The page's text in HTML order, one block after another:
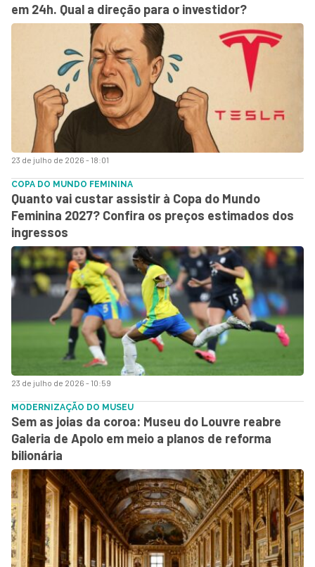
23 de julho de 2026 - 18:01
em 24h. Qual a direção para o investidor?
23 de julho de 2026 - 10:59
COPA DO MUNDO FEMININA
Quanto vai custar assistir à Copa do Mundo
Feminina 2027? Confira os preços estimados dos
ingressos
MODERNIZAÇÃO DO MUSEU
Sem as joias da coroa: Museu do Louvre reabre
Galeria de Apolo em meio a planos de reforma
bilionária